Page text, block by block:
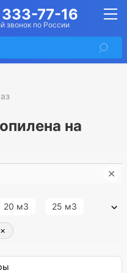
77-16
звонок по России
на
✕
20 м3 25 м3
45 м3
70 м3 75 м3
×